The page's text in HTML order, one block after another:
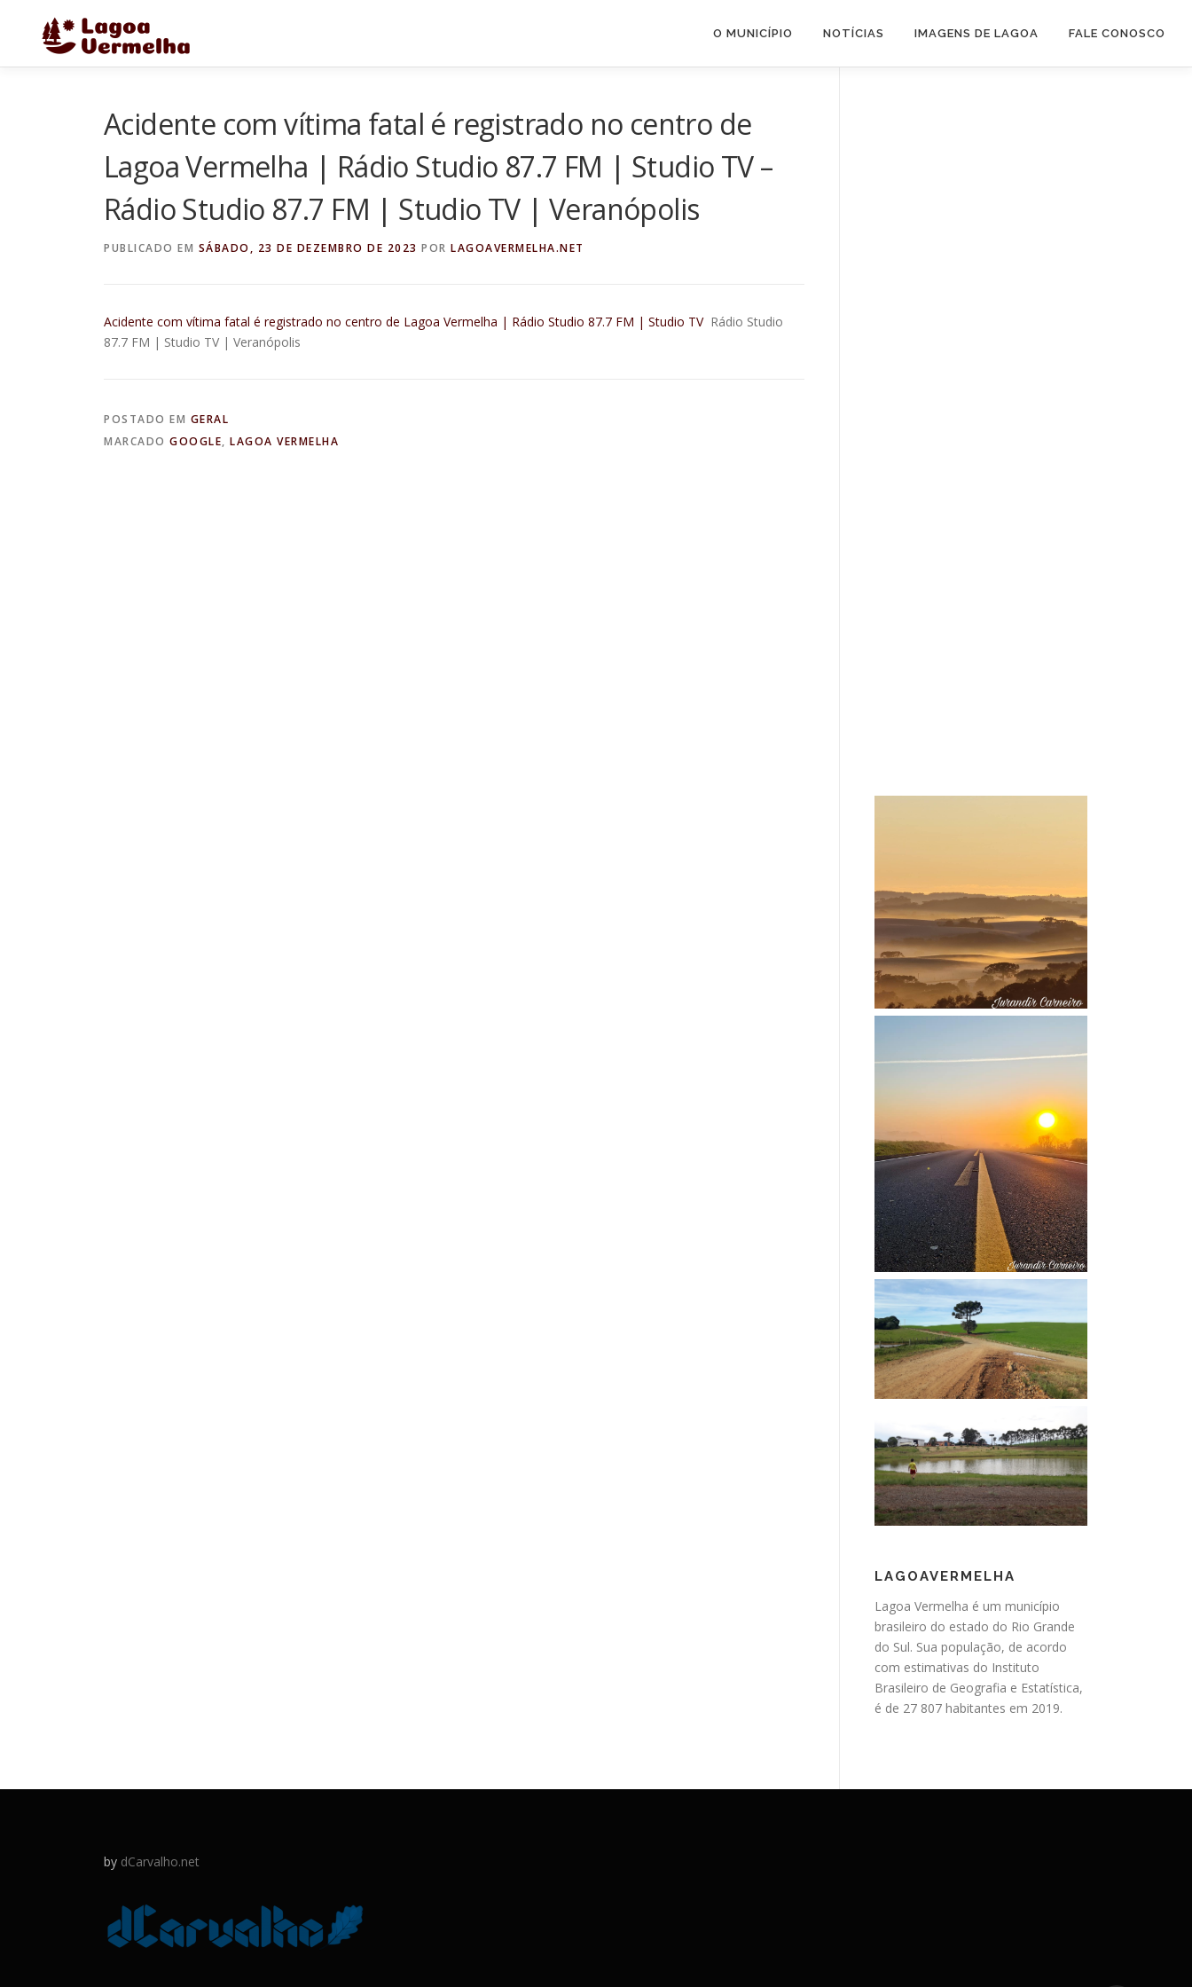
conteúdo
O MUNICÍPIO NOTÍCIAS IMAGENS DE LAGOA FALE CONOSCO
Acidente com vítima fatal é registrado no centro de
Lagoa Vermelha | Rádio Studio 87.7 FM | Studio TV –
Rádio Studio 87.7 FM | Studio TV | Veranópolis
PUBLICADO EM SÁBADO, 23 DE DEZEMBRO DE 2023 POR LAGOAVERMELHA.NET
Acidente com vítima fatal é registrado no centro de Lagoa Vermelha | Rádio Studio 87.7 FM | Studio TV Rádio Studio
87.7 FM | Studio TV | Veranópolis
POSTADO EM GERAL
MARCADO GOOGLE, LAGOA VERMELHA
LAGOAVERMELHA
Lagoa Vermelha é um município
brasileiro do estado do Rio Grande
do Sul. Sua população, de acordo
com estimativas do Instituto
Brasileiro de Geografia e Estatística,
é de 27 807 habitantes em 2019.
by dCarvalho.net